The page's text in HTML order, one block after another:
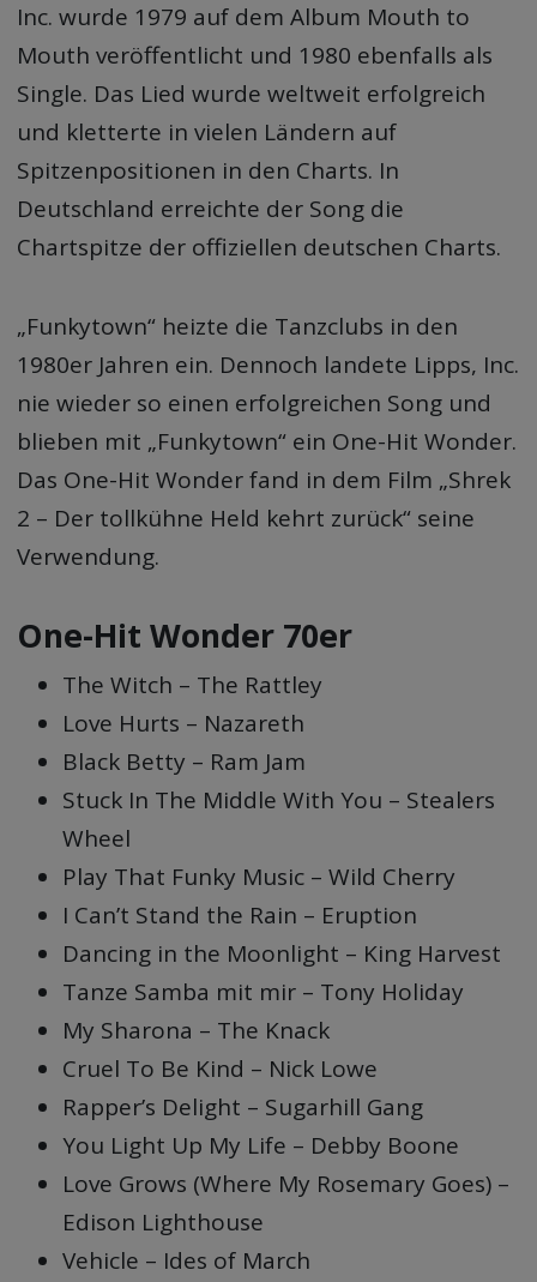
Inc. wurde 1979 auf dem Album Mouth to
Mouth veröffentlicht und 1980 ebenfalls als
Single. Das Lied wurde weltweit erfolgreich
und kletterte in vielen Ländern auf
Spitzenpositionen in den Charts. In
Deutschland erreichte der Song die
Chartspitze der offiziellen deutschen Charts.
„Funkytown“ heizte die Tanzclubs in den
1980er Jahren ein. Dennoch landete Lipps, Inc.
nie wieder so einen erfolgreichen Song und
blieben mit „Funkytown“ ein One-Hit Wonder.
Das One-Hit Wonder fand in dem Film „Shrek
2 – Der tollkühne Held kehrt zurück“ seine
Verwendung.
One-Hit Wonder 70er
The Witch – The Rattley
Love Hurts – Nazareth
Black Betty – Ram Jam
Stuck In The Middle With You – Stealers
Wheel
Play That Funky Music – Wild Cherry
I Can’t Stand the Rain – Eruption
Dancing in the Moonlight – King Harvest
Tanze Samba mit mir – Tony Holiday
My Sharona – The Knack
Cruel To Be Kind – Nick Lowe
Rapper’s Delight – Sugarhill Gang
You Light Up My Life – Debby Boone
Love Grows (Where My Rosemary Goes) –
Edison Lighthouse
Vehicle – Ides of March